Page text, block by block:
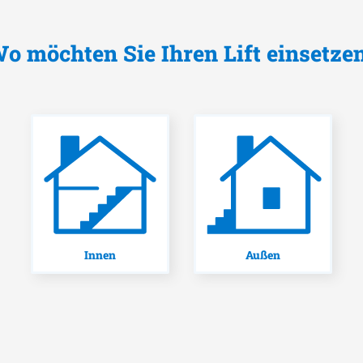
möchten Sie Ihren Lift
Innen Außen